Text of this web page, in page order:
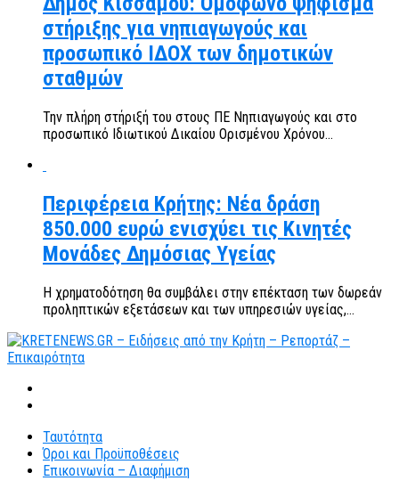
στήριξης για νηπιαγωγούς και
προσωπικό ΙΔΟΧ των δημοτικών
σταθμών
Την πλήρη στήριξή του στους ΠΕ Νηπιαγωγούς και στο
προσωπικό Ιδιωτικού Δικαίου Ορισμένου Χρόνου...
Περιφέρεια Κρήτης: Νέα δράση
850.000 ευρώ ενισχύει τις Κινητές
Μονάδες Δημόσιας Υγείας
Η χρηματοδότηση θα συμβάλει στην επέκταση των δωρεάν
προληπτικών εξετάσεων και των υπηρεσιών υγείας,...
Ταυτότητα
Όροι και Προϋποθέσεις
Επικοινωνία – Διαφήμιση